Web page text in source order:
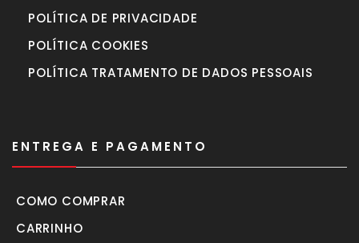
POLÍTICA DE PRIVACIDADE
POLÍTICA COOKIES
POLÍTICA TRATAMENTO DE DADOS PESSOAIS
ENTREGA E PAGAMENTO
COMO COMPRAR
CARRINHO